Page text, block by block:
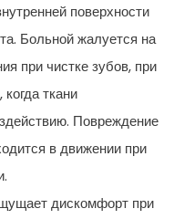
поверхности
Больной жалуется на
при чистке зубов, при
ткани
Повреждение
в движении при
дискомфорт при